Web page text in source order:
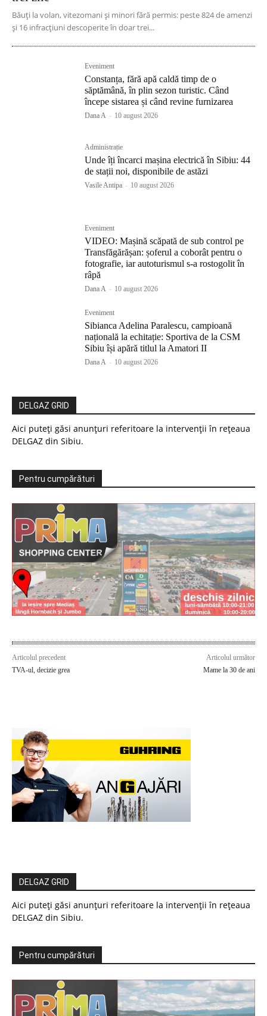
Băuți la volan, vitezomani și minori fără permis: peste 824 de amenzi
și 16 infracțiuni descoperite în doar trei...
Eveniment
Constanța, fără apă caldă timp de o
săptămână, în plin sezon turistic. Când
începe sistarea și când revine furnizarea
Dana A - 10 august 2026
Administrație
Unde îți încarci mașina electrică în Sibiu: 44
de stații noi, disponibile de astăzi
Vasile Antipa - 10 august 2026
Eveniment
VIDEO: Mașină scăpată de sub control pe
Transfăgărășan: șoferul a coborât pentru o
fotografie, iar autoturismul s-a rostogolit în
râpă
Dana A - 10 august 2026
Eveniment
Sibianca Adelina Paralescu, campioană
națională la echitație: Sportiva de la CSM
Sibiu își apără titlul la Amatori II
Dana A - 10 august 2026
DELGAZ GRID
Aici puteți găsi anunțuri referitoare la intervenții în rețeaua
DELGAZ din Sibiu.
Pentru cumpărături
Articolul precedent
TVA-ul, decizie grea
Articolul următor
Mame la 30 de ani
DELGAZ GRID
Aici puteți găsi anunțuri referitoare la intervenții în rețeaua
DELGAZ din Sibiu.
Pentru cumpărături